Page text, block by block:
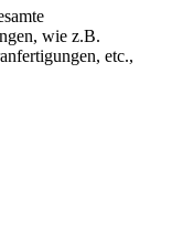
wie z.B.
etc.,